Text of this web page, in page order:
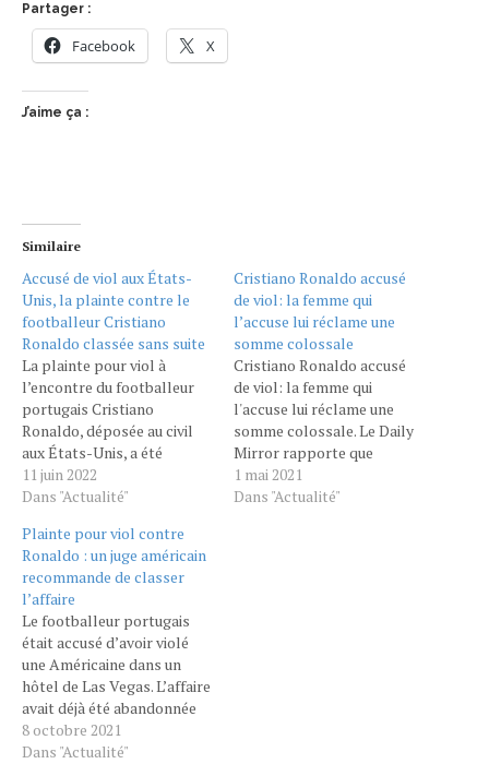
Partager :
Facebook X
J’aime ça :
Similaire
Accusé de viol aux États-
Unis, la plainte contre le
footballeur Cristiano
Ronaldo classée sans suite
La plainte pour viol à
l’encontre du footballeur
portugais Cristiano
Ronaldo, déposée au civil
aux États-Unis, a été
classée sans suite par une
juge américaine. La justice
ne pas suivre le joueur en
2019 au pénal, faute de
preuves. La plainte au civil
pour viol contre…
11 juin 2022
Dans "Actualité"
Cristiano Ronaldo accusé
de viol: la femme qui
l’accuse lui réclame une
somme colossale
Cristiano Ronaldo accusé
de viol: la femme qui
l'accuse lui réclame une
somme colossale. Le Daily
Mirror rapporte que
Kathryn Mayorga, la femme
qui accuse Cristiano
1 mai 2021
Dans "Actualité"
Plainte pour viol contre
Ronaldo : un juge américain
recommande de classer
l’affaire
Le footballeur portugais
était accusé d’avoir violé
une Américaine dans un
hôtel de Las Vegas. L’affaire
avait déjà été abandonnée
au pénal. Le Monde avec
AFP La plainte d’une
8 octobre 2021
Dans "Actualité"